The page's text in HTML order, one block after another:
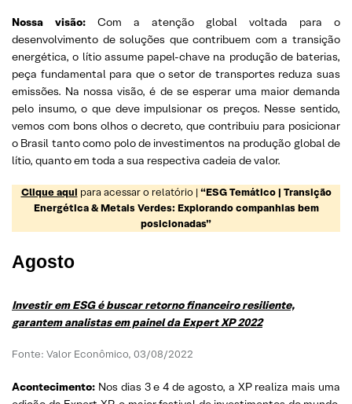
Nossa visão: Com a atenção global voltada para o
desenvolvimento de soluções que contribuem com a transição
energética, o lítio assume papel-chave na produção de baterias,
peça fundamental para que o setor de transportes reduza suas
emissões. Na nossa visão, é de se esperar uma maior demanda
pelo insumo, o que deve impulsionar os preços. Nesse sentido,
vemos com bons olhos o decreto, que contribuiu para posicionar
o Brasil tanto como polo de investimentos na produção global de
lítio, quanto em toda a sua respectiva cadeia de valor.
Clique aqui para acessar o relatório |“ESG Temático | Transição
Energética & Metais Verdes: Explorando companhias bem
posicionadas”
Agosto
Investir em ESG é buscar retorno financeiro resiliente,
garantem analistas em painel da Expert XP 2022
Fonte: Valor Econômico, 03/08/2022
Acontecimento: Nos dias 3 e 4 de agosto, a XP realiza mais uma